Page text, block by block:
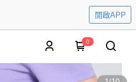
開啟APP
0